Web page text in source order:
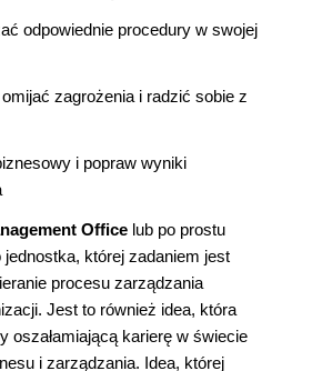
odpowiednie procedury w swojej
zagrożenia i radzić sobie z
i popraw wyniki
Office lub po prostu
jednostka, której zadaniem jest
procesu zarządzania
Jest to również idea, która
oszałamiającą karierę w świecie
i zarządzania. Idea, której